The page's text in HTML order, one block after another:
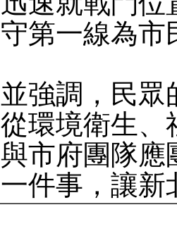
守第一線為市
並強調，民眾
從環境衛生、
與市府團隊應
一件事，讓新